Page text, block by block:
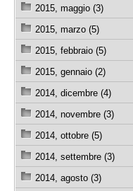
2015, maggio (3)
2015, marzo (5)
2015, febbraio (5)
2015, gennaio (2)
2014, dicembre (4)
2014, novembre (3)
2014, ottobre (5)
2014, settembre (3)
2014, agosto (3)